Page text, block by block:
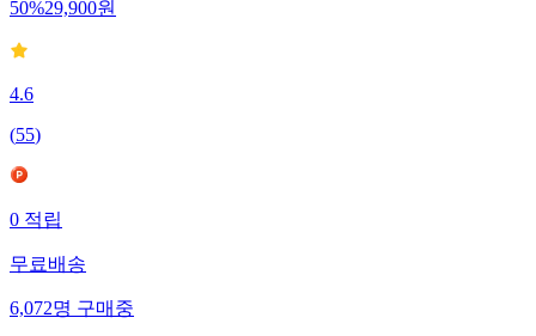
50%29,900원
4.6
(55)
0적립
무료배송
6,072명구매중